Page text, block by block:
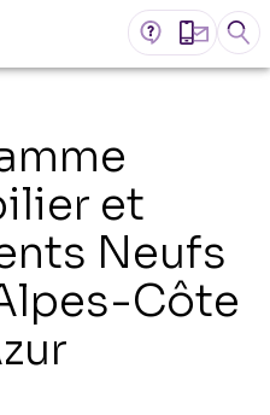
et
Neufs
Côte